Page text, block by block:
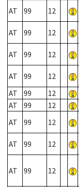
AT
99 12
AT
99 12
AT
99 12
AT
99 12
AT
99 12
AT
99 12
AT
99 12
AT
99 12
AT 99 12